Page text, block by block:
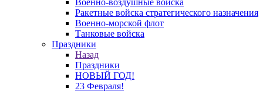
Военно-воздушные войска
Ракетные войска стратегического назначения
Военно-морской флот
Танковые войска
Праздники
Назад
Праздники
НОВЫЙ ГОД!
23 Февраля!